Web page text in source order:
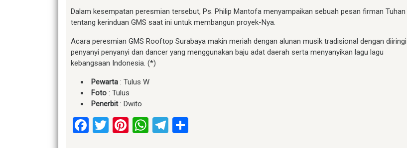
Dalam kesempatan peresmian tersebut, Ps. Philip Mantofa menyampaikan sebuah pesan firman Tuhan
tentang kerinduan GMS saat ini untuk membangun proyek-Nya.
Acara peresmian GMS Rooftop Surabaya makin meriah dengan alunan musik tradisional dengan diiringi
penyanyi penyanyi dan dancer yang menggunakan baju adat daerah serta menyanyikan lagu lagu
kebangsaan Indonesia. (*)
Pewarta : Tulus W
Foto : Tulus
Penerbit: Dwito
Facebook
Twitter
Pinterest
WhatsApp
Telegram